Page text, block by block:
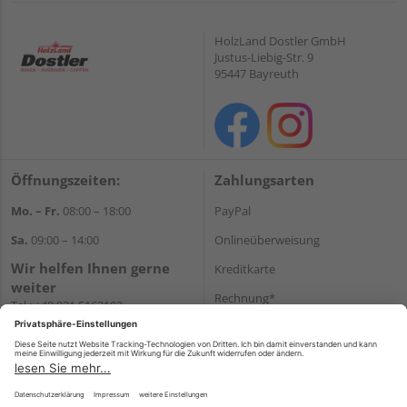
HolzLand Dostler GmbH
Justus-Liebig-Str. 9
95447 Bayreuth
Öffnungszeiten:
Mo. – Fr. 08:00 – 18:00
Sa. 09:00 – 14:00
Wir helfen Ihnen gerne
weiter
Tel.:+49 921 5163102
E-Mail:shop@dostler.de
Zahlungsarten
PayPal
Onlineüberweisung
Kreditkarte
Rechnung*
Versand